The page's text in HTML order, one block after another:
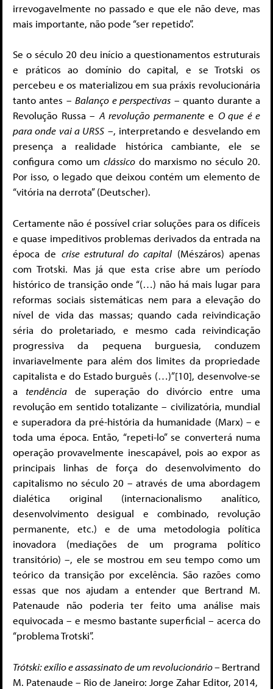
irrevogavelmente no passado e que ele não deve, mas
mais importante, não pode “ser repetido”.
Se o século 20 deu início a questionamentos estruturais
e práticos ao domínio do capital, e se Trotski os
percebeu e os materializou em sua práxis revolucionária
tanto antes –Balanço e perspectivas – quanto durante a
Revolução Russa –A revolução permanentee O que é e
para onde vai a URSS –, interpretando e desvelando em
presença a realidade histórica cambiante, ele se
configura como um clássico do marxismo no século 20.
Por isso, o legado que deixou contém um elemento de
“vitória na derrota” (Deutscher).
Certamente não é possível criar soluções para os difíceis
e quase impeditivos problemas derivados da entrada na
época de crise estrutural do capital(Mészáros) apenas
com Trotski. Mas já que esta crise abre um período
histórico de transição onde “(…) não há mais lugar para
reformas sociais sistemáticas nem para a elevação do
nível de vida das massas; quando cada reivindicação
séria do proletariado, e mesmo cada reivindicação
progressiva da pequena burguesia, conduzem
invariavelmente para além dos limites da propriedade
capitalista e do Estado burguês (…)”[10], desenvolve-se
a tendênciade superação do divórcio entre uma
revolução em sentido totalizante – civilizatória, mundial
e superadora da pré-história da humanidade (Marx) – e
toda uma época. Então, “repeti-lo” se converterá numa
operação provavelmente inescapável, pois ao expor as
principais linhas de força do desenvolvimento do
capitalismo no século 20 – através de uma abordagem
dialética original (internacionalismo analítico,
desenvolvimento desigual e combinado, revolução
permanente, etc.) e de uma metodologia política
inovadora (mediações de um programa político
transitório) –, ele se mostrou em seu tempo como um
teórico da transição por excelência. São razões como
essas que nos ajudam a entender que Bertrand M.
Patenaude não poderia ter feito uma análise mais
equivocada – e mesmo bastante superficial – acerca do
“problema Trotski”.
Trótski: exílio e assassinato de um revolucionário – Bertrand
M. Patenaude – Rio de Janeiro: Jorge Zahar Editor, 2014,